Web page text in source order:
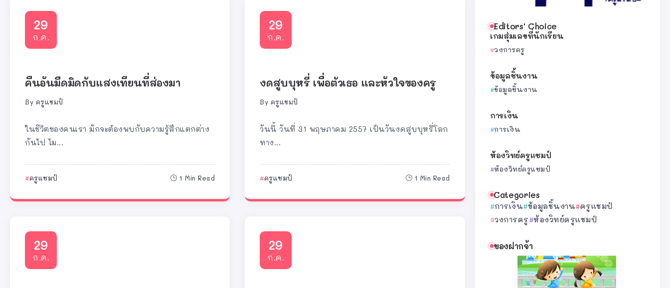
29
ก.ค.
คืนอันมืดมิดกับแสงเทียนที่ส่องมา
By ครูแชมป์
ในชีวิตของคนเรา มักจะต้องพบกับความรู้สึกแตกต่าง
กันไป ไม...
ครูแชมป์ 1 Min Read
29
ก.ค.
งดสูบบุหรี่ เพื่อตัวเธอ และหัวใจของครู
By ครูแชมป์
วันนี้ วันที่ 31 พฤษภาคม 2557 เป็นวันงดสูบบุหรี่โลก
ทาง...
ครูแชมป์ 1 Min Read
29
ก.ค.
29
ก.ค.
Editors' Choice
เกมสุ่มเลขที่นักเรียน
วงการครู
ข้อมูลชิ้นงาน
ข้อมูลชิ้นงาน
การเงิน
การเงิน
ห้องวิทย์ครูแชมป์
ห้องวิทย์ครูแชมป์
Categories
การเงิน ข้อมูลชิ้นงาน ครูแชมป์
วงการครู ห้องวิทย์ครูแชมป์
ของฝากจ้า